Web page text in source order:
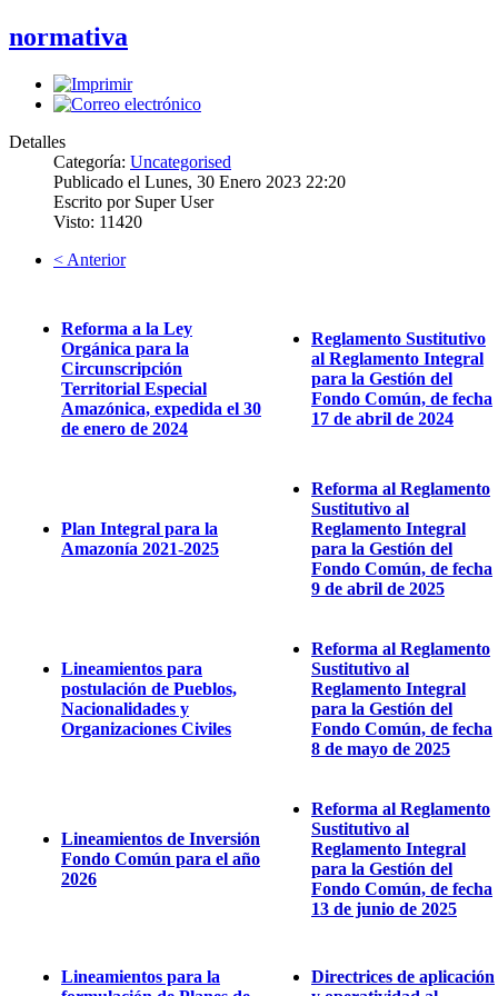
normativa
Detalles
Categoría: Uncategorised
Publicado el Lunes, 30 Enero 2023 22:20
Escrito por Super User
Visto: 11420
Reforma a la Ley
Orgánica para la
Circunscripción
Territorial Especial
Amazónica, expedida el 30
de enero de 2024
Reglamento Sustitutivo
al Reglamento Integral
para la Gestión del
Fondo Común, de fecha
17 de abril de 2024
Plan Integral para la
Amazonía 2021-2025
Reforma al Reglamento
Sustitutivo al
Reglamento Integral
para la Gestión del
Fondo Común, de fecha
9 de abril de 2025
Lineamientos para
postulación de Pueblos,
Nacionalidades y
Organizaciones Civiles
Reforma al Reglamento
Sustitutivo al
Reglamento Integral
para la Gestión del
Fondo Común, de fecha
8 de mayo de 2025
Lineamientos de Inversión
Fondo Común para el año
2026
Reforma al Reglamento
Sustitutivo al
Reglamento Integral
para la Gestión del
Fondo Común, de fecha
13 de junio de 2025
Lineamientos para la
Directrices de aplicación
< Anterior